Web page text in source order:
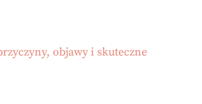
objawy i skuteczne